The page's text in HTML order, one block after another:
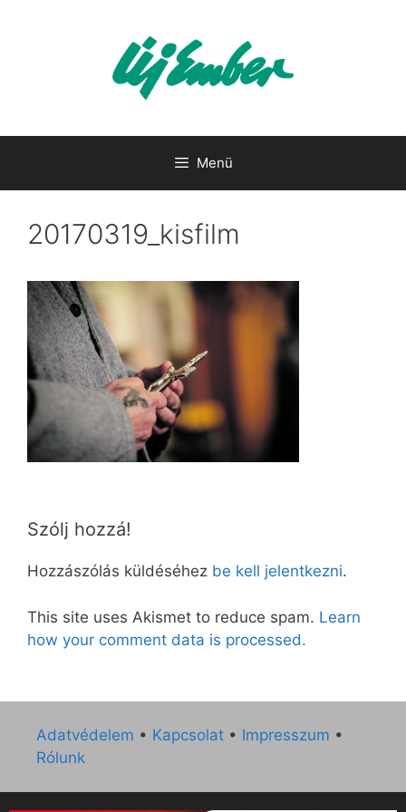
Menü
20170319_kisfilm
Szólj hozzá!
Hozzászólás küldéséhez be kell jelentkezni.
This site uses Akismet to reduce spam. Learn
how your comment data is processed.
Adatvédelem • Kapcsolat • Impresszum •
Rólunk